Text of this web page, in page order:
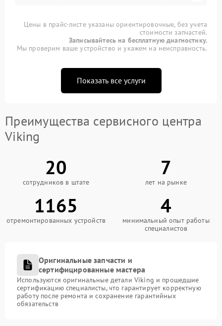
Цены в прайс-листе указаны ориентировочные, без учета
стоимости запчастей.
Записывайтесь на бесплатную диагностику.
Мы проверим ваше устройство и укажем на неисправность.
Показать все услуги
Преимущества сервисного центра
Viking
20
сотрудников в штате
7
лет на рынке
1165
отремонтированных устройств
4
минимальный опыт работы
специалистов
Оригинальные запчасти и
сертифицированные мастера
Используются оригинальные детали Viking и прошедшие
сертификацию специалисты, что гарантирует корректную
работу после ремонта и сохранение гарантийных
обязательств